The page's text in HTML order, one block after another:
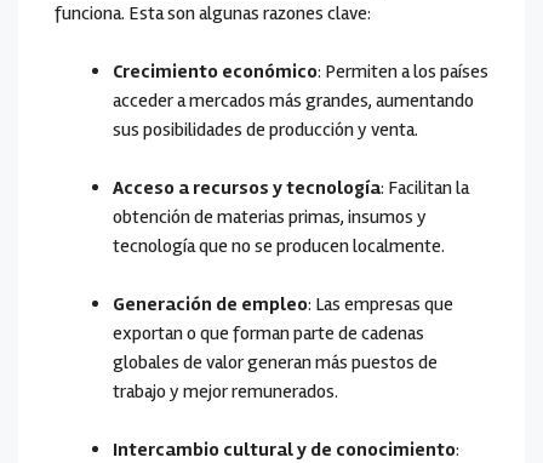
funciona. Esta son algunas razones clave:
Crecimiento económico: Permiten a los países
acceder a mercados más grandes, aumentando
sus posibilidades de producción y venta.
Acceso a recursos y tecnología: Facilitan la
obtención de materias primas, insumos y
tecnología que no se producen localmente.
Generación de empleo: Las empresas que
exportan o que forman parte de cadenas
globales de valor generan más puestos de
trabajo y mejor remunerados.
Intercambio cultural y de conocimiento: